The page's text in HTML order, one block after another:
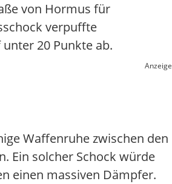
von Hormus für
verpuffte
20 Punkte ab.
Anzeige
Waffenruhe zwischen den
Ein solcher Schock würde
einen massiven Dämpfer.